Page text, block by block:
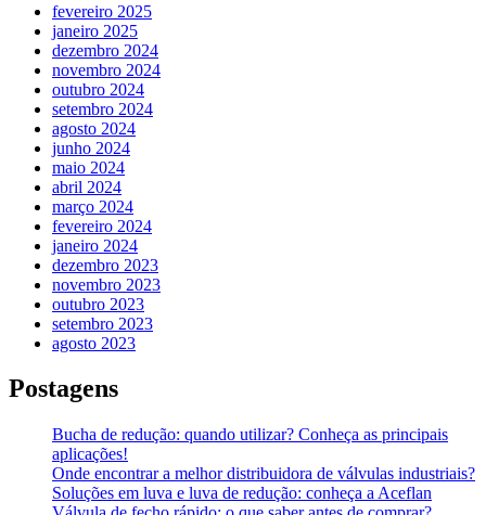
fevereiro 2025
janeiro 2025
dezembro 2024
novembro 2024
outubro 2024
setembro 2024
agosto 2024
junho 2024
maio 2024
abril 2024
março 2024
fevereiro 2024
janeiro 2024
dezembro 2023
novembro 2023
outubro 2023
setembro 2023
agosto 2023
Postagens
Bucha de redução: quando utilizar? Conheça as principais
aplicações!
Onde encontrar a melhor distribuidora de válvulas industriais?
Soluções em luva e luva de redução: conheça a Aceflan